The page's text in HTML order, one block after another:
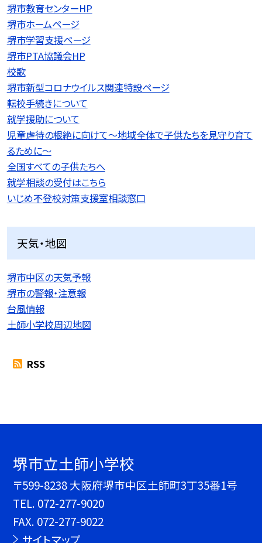
堺市教育センターHP
堺市ホームページ
堺市学習支援ページ
堺市PTA協議会HP
校歌
堺市新型コロナウイルス関連特設ページ
転校手続きについて
就学援助について
児童虐待の根絶に向けて〜地域全体で子供たちを見守り育て
るために〜
全国すべての子供たちへ
就学相談の受付はこちら
いじめ不登校対策支援室相談窓口
天気・地図
堺市中区の天気予報
堺市の警報・注意報
台風情報
土師小学校周辺地図
RSS
堺市立土師小学校
〒599-8238 大阪府堺市中区土師町3丁35番1号
TEL. 072-277-9020
FAX. 072-277-9022
サイトマップ